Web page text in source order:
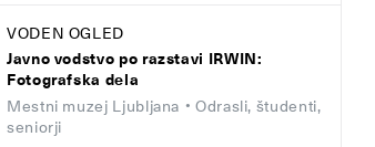
VODEN OGLED
Javno vodstvo po razstavi IRWIN:
Fotografska dela
Mestni muzej Ljubljana • Odrasli, študenti,
seniorji